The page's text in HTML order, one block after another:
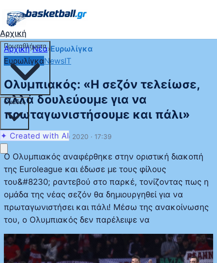
Αρχική
Πρωταθλήματα
Ομάδες
✦ Created with AI
Αρχική›Νέα›Ευρωλίγκα
ΕυρωλίγκαNewsIT
Ολυμπιακός: «Η σεζόν τελείωσε,
αλλά δουλεύουμε για να
πρωταγωνιστήσουμε και πάλι»
Δευτέρα, 25 Μαΐου 2020 · 17:39
Ο Ολυμπιακός αναφέρθηκε στην οριστική διακοπή
της Euroleague και έδωσε με τους φίλους
του&#8230; ραντεβού στο παρκέ, τονίζοντας πως η
ομάδα της νέας σεζόν θα δημιουργηθεί για να
πρωταγωνιστήσει και πάλι! Μέσω της ανακοίνωσης
του, ο Ολυμπιακός δεν παρέλειψε να